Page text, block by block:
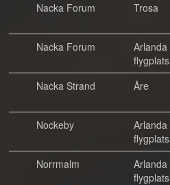
Nacka Forum
Trosa
Nacka Forum
Arlanda
flygplats
Nacka Strand
Åre
Nockeby
Arlanda
flygplats
Norrmalm
Arlanda
flygplats